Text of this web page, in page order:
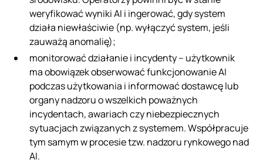
weryfikować wyniki AI i ingerować, gdy system
działa niewłaściwie (np. wyłączyć system, jeśli
zauważą anomalię);
monitorować działanie i incydenty – użytkownik
ma obowiązek obserwować funkcjonowanie AI
podczas użytkowania i informować dostawcę lub
organy nadzoru o wszelkich poważnych
incydentach, awariach czy niebezpiecznych
sytuacjach związanych z systemem. Współpracuje
tym samym w procesie tzw. nadzoru rynkowego nad
AI.